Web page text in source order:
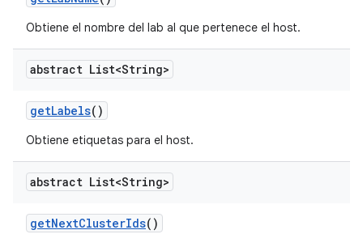
Obtiene el nombre del lab al que pertenece el host.
abstract List<String>
getLabels()
Obtiene etiquetas para el host.
abstract List<String>
getNextClusterIds()